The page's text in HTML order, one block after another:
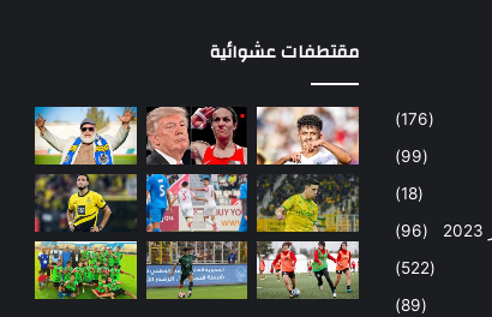
(176)
(99)
(18)
(96)
(522)
(89)
مقتطفات عشوائية